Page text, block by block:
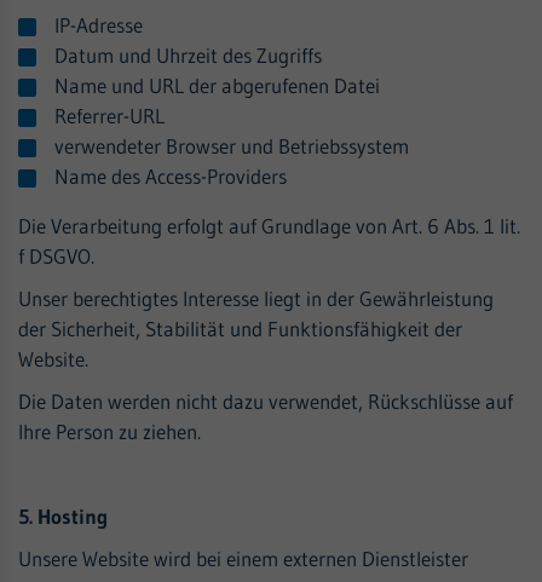
IP-Adresse
Datum und Uhrzeit des Zugriffs
Name und URL der abgerufenen Datei
Referrer-URL
verwendeter Browser und Betriebssystem
Name des Access-Providers
Die Verarbeitung erfolgt auf Grundlage von Art. 6 Abs. 1 lit.
f DSGVO.
Unser berechtigtes Interesse liegt in der Gewährleistung
der Sicherheit, Stabilität und Funktionsfähigkeit der
Website.
Die Daten werden nicht dazu verwendet, Rückschlüsse auf
Ihre Person zu ziehen.
5. Hosting
Unsere Website wird bei einem externen Dienstleister